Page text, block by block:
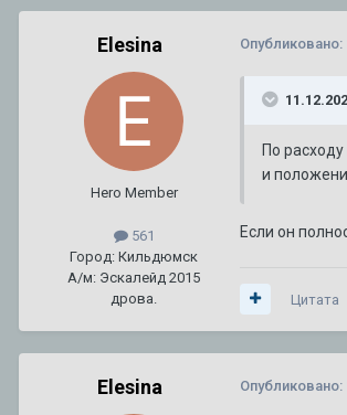
Elesina
Hero Member
561
Город: Кильдюмск
А/м: Эскалейд 2015
дрова.
Опубликовано:
По
и
Если он
Цитата
Elesina Опубликовано: